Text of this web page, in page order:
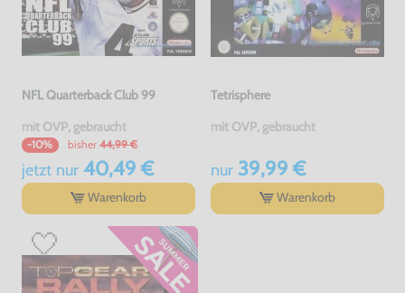
NFL Quarterback Club 99
mit OVP, gebraucht
-10% bisher 44,99 €
jetzt nur40,49 €
Warenkorb
Tetrisphere
mit OVP, gebraucht
nur39,99 €
Warenkorb